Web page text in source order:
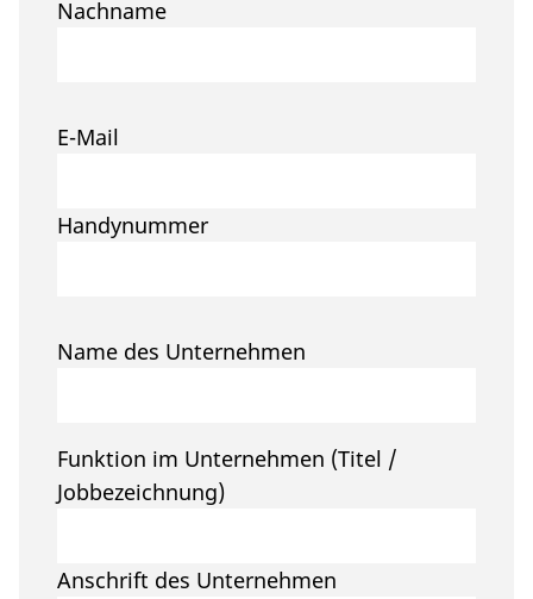
Nachname
E-Mail
Handynummer
Name des Unternehmen
Funktion im Unternehmen (Titel /
Jobbezeichnung)
Anschrift des Unternehmen